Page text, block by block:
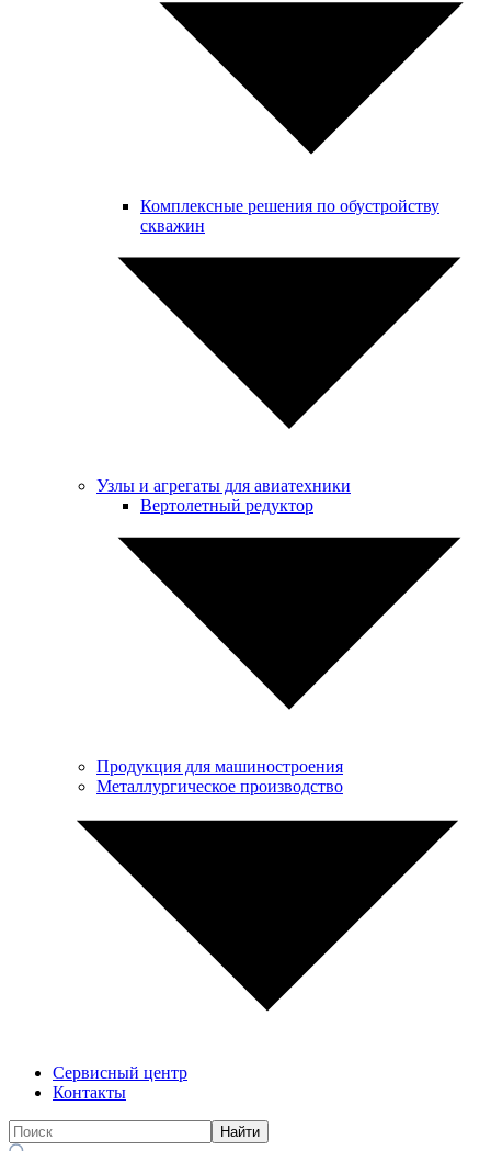
Комплексные решения по обустройству
скважин
Узлы и агрегаты для авиатехники
Вертолетный редуктор
Продукция для машиностроения
Металлургическое производство
Сервисный центр
Контакты
Найти